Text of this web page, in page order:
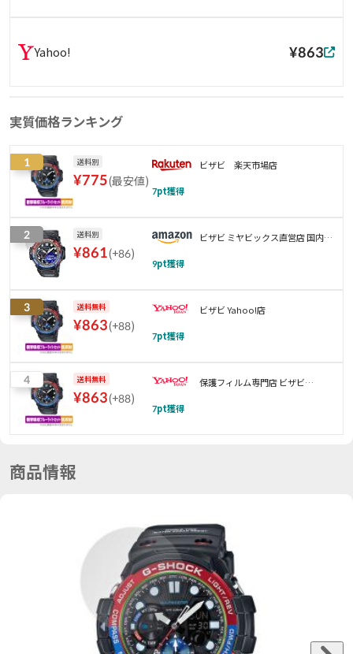
Yahoo! ¥863
実質価格ランキング
1 送料別
¥775(最安値)
ビザビ 楽天市場店
7pt獲得
2 送料別
¥861(+86)
ビザビ ミヤビックス直営店 国内製
9pt獲得
3 送料無料
¥863(+88)
ビザビ Yahoo!店
7pt獲得
4 送料無料
¥863(+88)
保護フィルム専門店 ビザビ
7pt獲得
商品情報